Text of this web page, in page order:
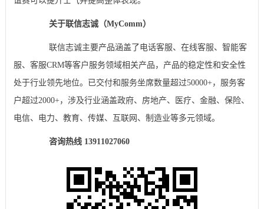
关于联信志诚（MyComm）
联信志诚主要产品涵盖了电话客服、在线客服、智能客
服、客服CRM等客户服务领域相关产品，产品的稳定性和安全性
处于行业领先地位。已交付和服务坐席数量超过50000+，服务客
户超过2000+，涉及行业涵盖政府、房地产、医疗、金融、保险、
电信、电力、教育、传媒、互联网、制造业等多元领域。
咨询热线 13911027060